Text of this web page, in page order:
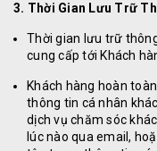
3. Thời Gian Lưu Trữ
Thời gian lưu trữ
cung cấp tới Khách
Khách hàng hoàn
thông tin cá nhân
dịch vụ chăm sóc
lúc nào qua email,